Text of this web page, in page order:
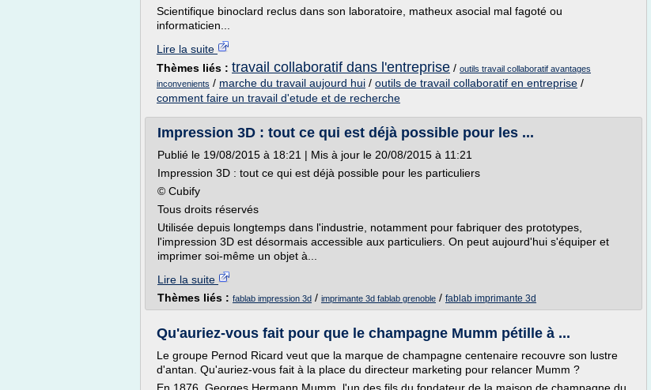
Scientifique binoclard reclus dans son laboratoire, matheux asocial mal fagoté ou
informaticien...
Lire la suite
Thèmes liés : travail collaboratif dans l'entreprise / outils travail collaboratif avantages
inconvenients / marche du travail aujourd hui / outils de travail collaboratif en entreprise /
comment faire un travail d'etude et de recherche
Impression 3D : tout ce qui est déjà possible pour les ...
Publié le 19/08/2015 à 18:21 | Mis à jour le 20/08/2015 à 11:21
Impression 3D : tout ce qui est déjà possible pour les particuliers
© Cubify
Tous droits réservés
Utilisée depuis longtemps dans l'industrie, notamment pour fabriquer des prototypes,
l'impression 3D est désormais accessible aux particuliers. On peut aujourd'hui s'équiper et
imprimer soi-même un objet à...
Lire la suite
Thèmes liés : fablab impression 3d / imprimante 3d fablab grenoble / fablab imprimante 3d
Qu'auriez-vous fait pour que le champagne Mumm pétille à ...
Le groupe Pernod Ricard veut que la marque de champagne centenaire recouvre son lustre
d'antan. Qu'auriez-vous fait à la place du directeur marketing pour relancer Mumm ?